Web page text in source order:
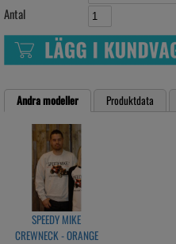
Antal
Andra modeller Produktdata
SPEEDY MIKE
CREWNECK - ORANGE